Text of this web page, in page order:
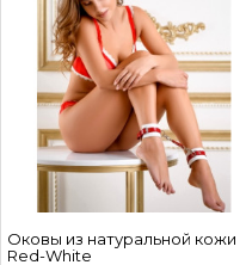
Оковы из натуральной кожи
Red-White